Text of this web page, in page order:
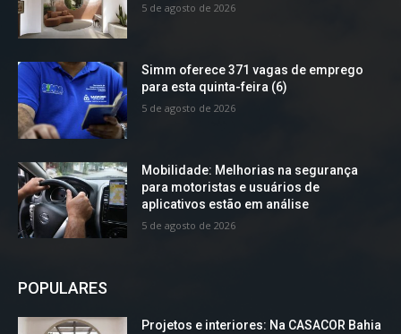
5 de agosto de 2026
Simm oferece 371 vagas de emprego
para esta quinta-feira (6)
5 de agosto de 2026
Mobilidade: Melhorias na segurança
para motoristas e usuários de
aplicativos estão em análise
5 de agosto de 2026
POPULARES
Projetos e interiores: Na CASACOR Bahia